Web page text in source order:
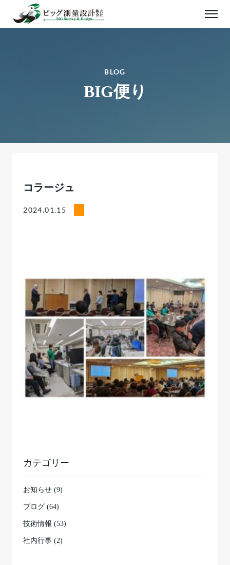
BLOG
BIG便り
コラージュ
2024.01.15
カテゴリー
お知らせ (9)
ブログ (64)
技術情報 (53)
社内行事 (2)